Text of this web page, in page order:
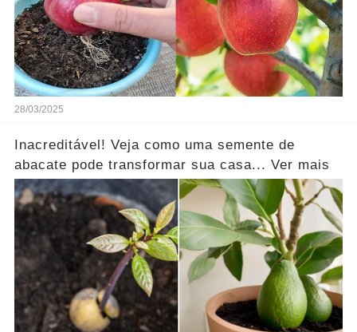
28/03/2025
Inacreditável! Veja como uma semente de
abacate pode transformar sua casa... Ver mais